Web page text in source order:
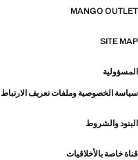
MANGO OUTLET
SITE MAP
المسؤولية
سياسة الخصوصية وملفات تعريف الارتباط
البنود والشروط
قناة خاصة بالأخلاقيات